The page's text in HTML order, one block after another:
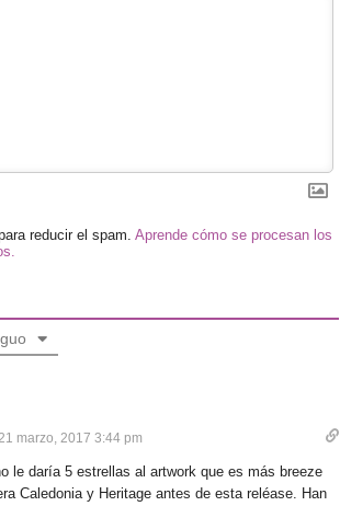
reducir el spam. Aprende cómo se procesan los
marzo, 2017 3:44 pm
le daría 5 estrellas al artwork que es más breeze
Caledonia y Heritage antes de esta reléase. Han